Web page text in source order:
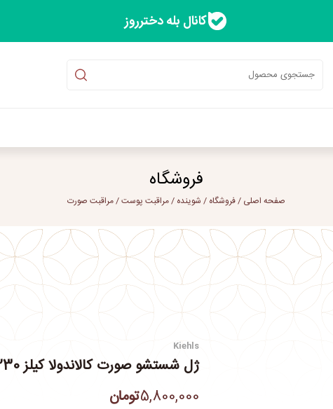
کانال بله دخترروز
فروشگاه
صفحه اصلی /فروشگاه / شوینده /مراقبت پوست/مراقبت صورت
Kiehls
ژل شستشو صورت کالاندولا کیلز 230 میل
تومان5,800,000